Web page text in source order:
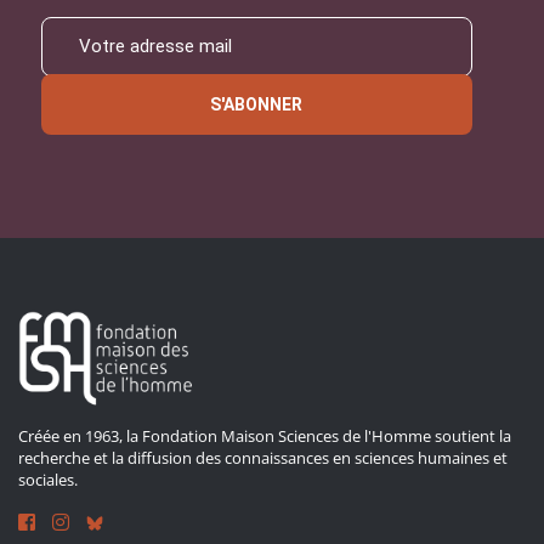
S'ABONNER
Créée en 1963, la Fondation Maison Sciences de l'Homme soutient la
recherche et la diffusion des connaissances en sciences humaines et
sociales.